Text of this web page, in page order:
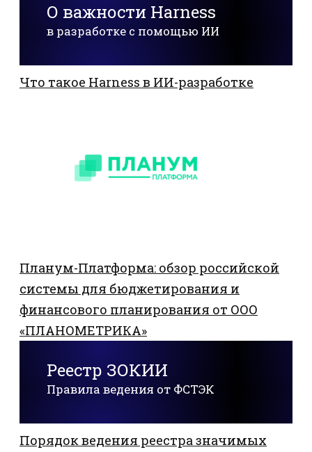
О важности Harness
в разработке с помощью ИИ
Что такое Harness в ИИ-разработке
Планум-Платформа: обзор российской
системы для бюджетирования и
финансового планирования от ООО
«ПЛАНОМЕТРИКА»
Реестр ЗОКИИ
Правила ведения от ФСТЭК
Порядок ведения реестра значимых